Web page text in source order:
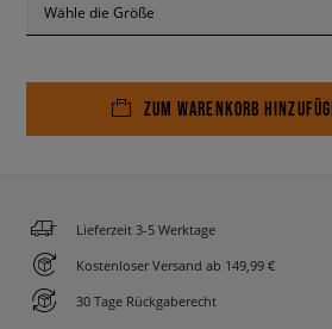
Wähle die Größe
ZUM WARENKORB
Lieferzeit 3-5 Werktage
Kostenloser Versand ab 149,99 €
30 Tage Rückgaberecht